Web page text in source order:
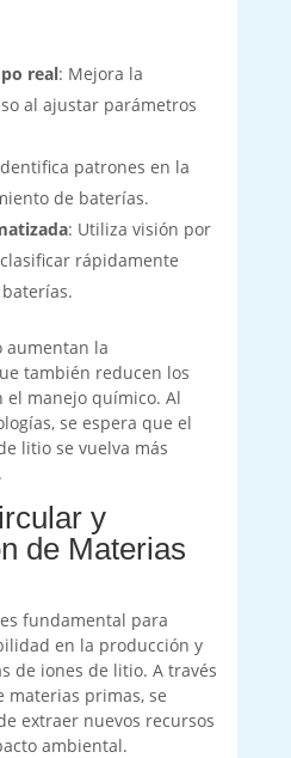
real: Mejora la
al ajustar parámetros
patrones en la
de baterías.
: Utiliza visión por
rápidamente
aumentan la
también reducen los
el manejo químico. Al
se espera que el
litio se vuelva más
y
de Materias
fundamental para
en la producción y
de iones de litio. A través
materias primas, se
extraer nuevos recursos
ambiental.